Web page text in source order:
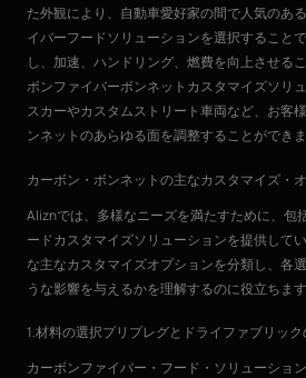
た外観により、自動車愛好家の間で人気のあ
イバーフードソリューションを選択すること
し、加速、ハンドリング、燃費を向上させる
ボンファイバーボンネットカスタマイズソリ
スカーやカスタムストリート車両など、お客
ンネットのあらゆる面を調整することができま
カーボン・ボンネットの主なカスタマイズ・
Aliznでは、多様なニーズを満たすために、包
ードカスタマイズソリューションを提供して
な主なカスタマイズオプションを分類し、各
うな影響を与えるかを理解するのに役立ちます
1.材料の選択プリプレグとドライファブリック
カーボンファイバー・フード・ソリューショ